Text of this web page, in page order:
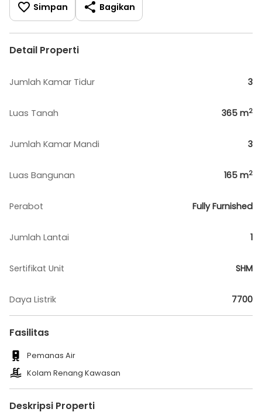
Simpan Bagikan
Detail Properti
Jumlah Kamar Tidur 3
Luas Tanah 365 m2
Jumlah Kamar Mandi 3
Luas Bangunan 165 m2
Perabot Fully Furnished
Jumlah Lantai 1
Sertifikat Unit SHM
Daya Listrik 7700
Fasilitas
Pemanas Air
Kolam Renang Kawasan
Deskripsi Properti